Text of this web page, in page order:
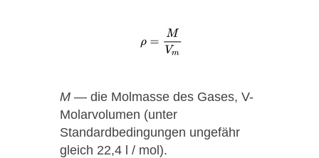
М — die Molmasse des Gases, V-
Molarvolumen (unter
Standardbedingungen ungefähr
gleich 22,4 l / mol).